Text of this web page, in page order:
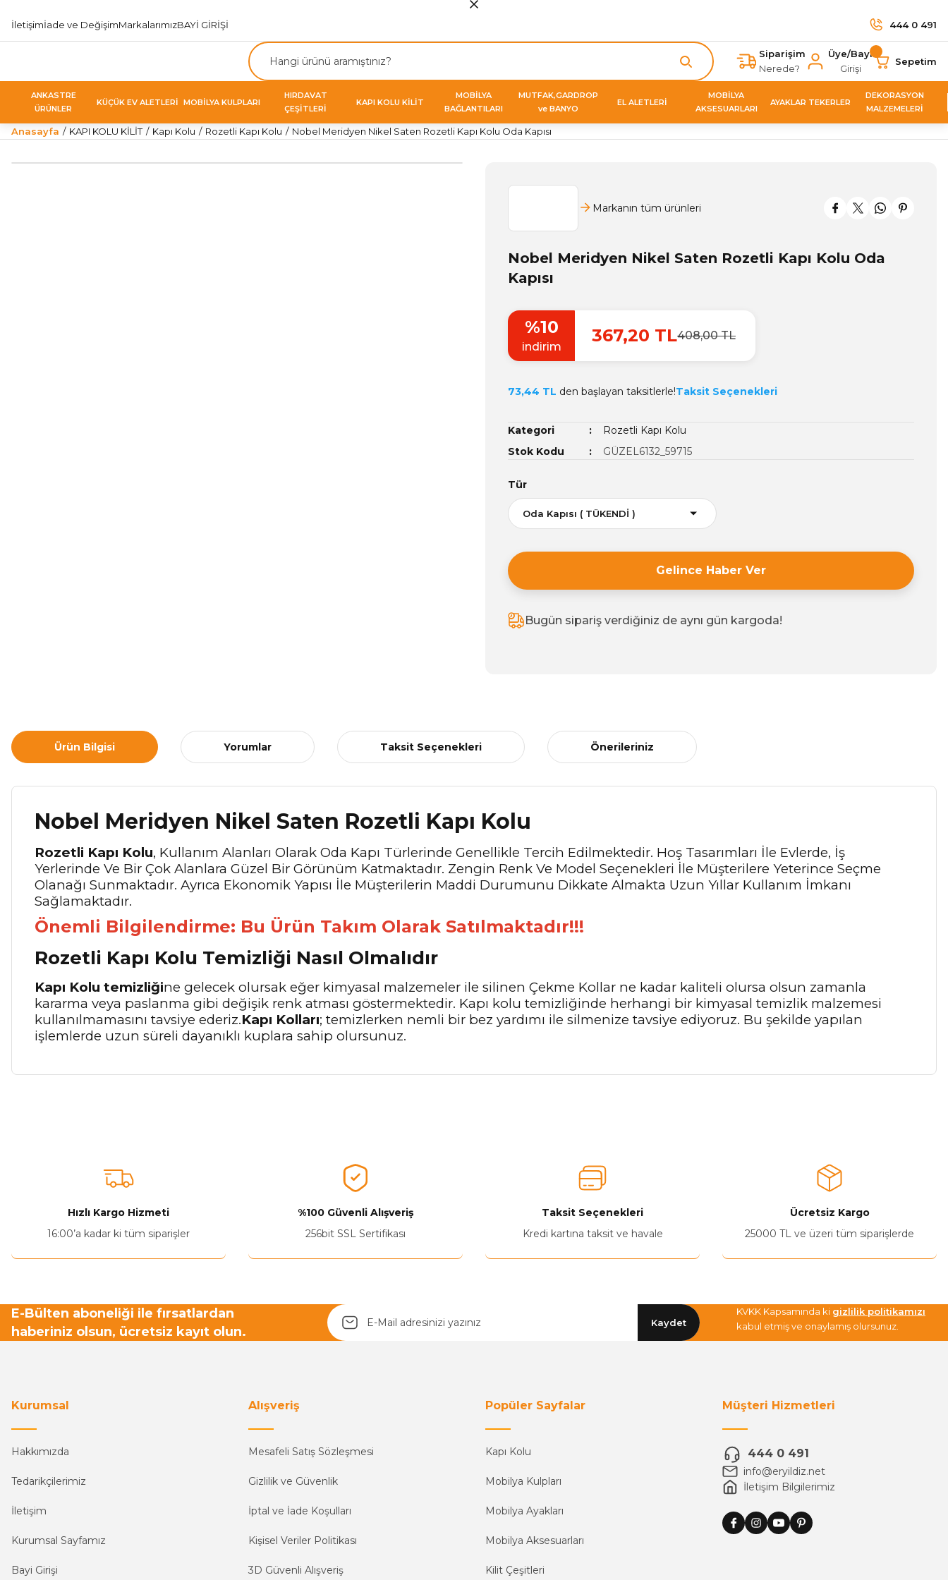
İletişimİade ve DeğişimMarkalarımızBAYİ GİRİŞİ 444 0 491
Siparişim
Nerede?
Üye/Bayi
Girişi
Sepetim
ANKASTRE
ÜRÜNLER
KÜÇÜK EV ALETLERİ MOBİLYA KULPLARI
HIRDAVAT
ÇEŞİTLERİ
KAPI KOLU KİLİT
MOBİLYA
BAĞLANTILARI
MUTFAK,GARDROP
ve BANYO
EL ALETLERİ
MOBİLYA
AKSESUARLARI
AYAKLAR TEKERLER
DEKORASYON
MALZEMELERİ
Anasayfa KAPI KOLU KİLİT Kapı Kolu Rozetli Kapı Kolu Nobel Meridyen Nikel Saten Rozetli Kapı Kolu Oda Kapısı
Markanın tüm ürünleri
Nobel Meridyen Nikel Saten Rozetli Kapı Kolu Oda
Kapısı
%10
indirim
367,20 TL408,00 TL
73,44 TL den başlayan taksitlerle!Taksit Seçenekleri
Kategori
Rozetli Kapı Kolu
Stok Kodu
GÜZEL6132_59715
Tür
Gelince Haber Ver
Bugün sipariş verdiğiniz de aynı gün kargoda!
Ürün Bilgisi Yorumlar Taksit Seçenekleri Önerileriniz
Nobel Meridyen Nikel Saten Rozetli Kapı Kolu
Rozetli Kapı Kolu, Kullanım Alanları Olarak Oda Kapı Türlerinde Genellikle Tercih Edilmektedir. Hoş Tasarımları İle Evlerde, İş
Yerlerinde Ve Bir Çok Alanlara Güzel Bir Görünüm Katmaktadır. Zengin Renk Ve Model Seçenekleri İle Müşterilere Yeterince Seçme
Olanağı Sunmaktadır. Ayrıca Ekonomik Yapısı İle Müşterilerin Maddi Durumunu Dikkate Almakta Uzun Yıllar Kullanım İmkanı
Sağlamaktadır.
Önemli Bilgilendirme: Bu Ürün Takım Olarak Satılmaktadır!!!
Rozetli Kapı Kolu Temizliği Nasıl Olmalıdır
Kapı Kolu temizliğine gelecek olursak eğer kimyasal malzemeler ile silinen Çekme Kollar ne kadar kaliteli olursa olsun zamanla
kararma veya paslanma gibi değişik renk atması göstermektedir. Kapı kolu temizliğinde herhangi bir kimyasal temizlik malzemesi
kullanılmamasını tavsiye ederiz.Kapı Kolları; temizlerken nemli bir bez yardımı ile silmenize tavsiye ediyoruz. Bu şekilde yapılan
işlemlerde uzun süreli dayanıklı kuplara sahip olursunuz.
Ürün açıklamasında eksik bilgiler bulunuyor.
Hızlı Kargo Hizmeti
16:00’a kadar ki tüm siparişler
%100 Güvenli Alışveriş
256bit SSL Sertifikası
Taksit Seçenekleri
Kredi kartına taksit ve havale
Ücretsiz Kargo
25000 TL ve üzeri tüm siparişlerde
E-Bülten aboneliği ile fırsatlardan
haberiniz olsun, ücretsiz kayıt olun.
Kaydet
KVKK Kapsamında ki gizlilik politikamızı
kabul etmiş ve onaylamış olursunuz.
Kurumsal
Hakkımızda
Tedarikçilerimiz
İletişim
Kurumsal Sayfamız
Bayi Girişi
Alışveriş
Mesafeli Satış Sözleşmesi
Gizlilik ve Güvenlik
İptal ve İade Koşulları
Kişisel Veriler Politikası
3D Güvenli Alışveriş
Popüler Sayfalar
Kapı Kolu
Mobilya Kulpları
Mobilya Ayakları
Mobilya Aksesuarları
Kilit Çeşitleri
Müşteri Hizmetleri
444 0 491
info@eryildiz.net
İletişim Bilgilerimiz